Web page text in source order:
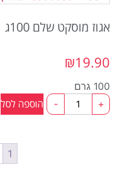
אגוז מוסקט שלם 100ג
₪19.90
100 גרם
-
כמות
אגוז
+ הוספה לסל
1